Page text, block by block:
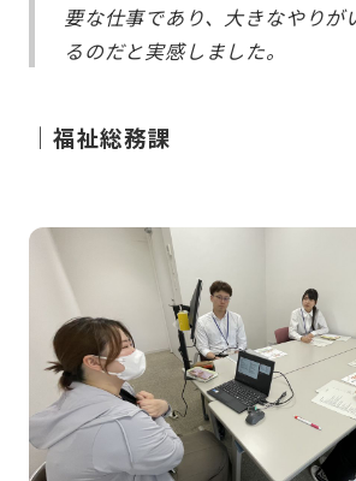
要な仕事であり、大きなやりが
るのだと実感しました。
｜福祉総務課